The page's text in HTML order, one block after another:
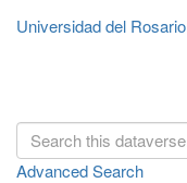
Universidad del Rosario
Advanced Search